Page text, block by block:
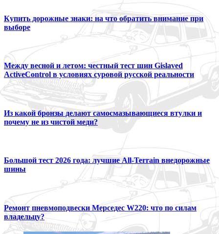
Купить дорожные знаки: на что обратить внимание при
выборе
Между весной и летом: честный тест шин Gislaved
ActiveControl в условиях суровой русской реальности
Из какой бронзы делают самосмазывающиеся втулки и
почему не из чистой меди?
Большой тест 2026 года: лучшие All-Terrain внедорожные
шины
Ремонт пневмоподвески Мерседес W220: что по силам
владельцу?